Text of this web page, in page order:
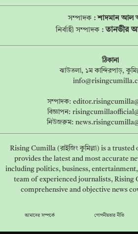
সম্পাদক :শাদমান আল
নির্বাহী সম্পাদক : তানভীর
ঠিকানা
ঝাউতলা, ১ম কান্দিরপাড়,
সম্পাদক:
বিজ্ঞাপন:
নিউজরুম:
Rising Cumilla (রাইজিং কুমিল্লা) is a
provides the latest and most accurate
including politics, business,
team of experienced journalists, Rising
comprehensive and objective news
আমাদের সম্পর্কে গোপনীয়তার নীতি